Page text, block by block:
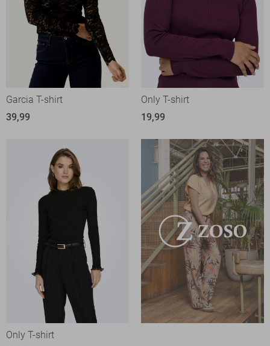
Garcia T-shirt
39,99
Only T-shirt
19,99
Only T-shirt